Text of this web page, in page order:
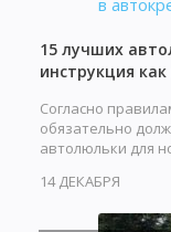
15 лучших
инструкция
Согласно
обязательно
автолюльки для
14 ДЕКАБРЯ